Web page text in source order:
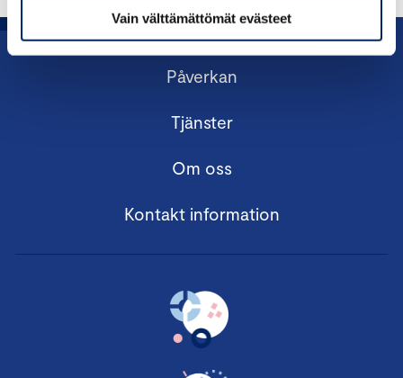
Vain välttämättömät evästeet
Påverkan
Tjänster
Om oss
Kontakt information